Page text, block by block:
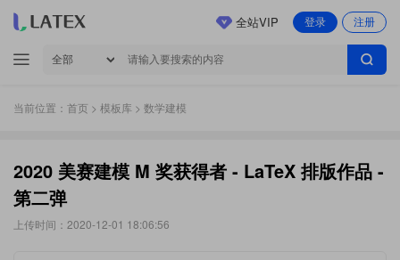
登录 注册
全站VIP
当前位置： 首页 > 模板库 > 数学建模
2020 美赛建模 M 奖获得者 - LaTeX 排版作品 -
第二弹
上传时间：2020-12-01 18:06:56